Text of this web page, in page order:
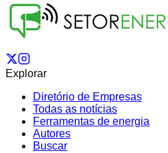
Explorar
Diretório de Empresas
Todas as notícias
Ferramentas de energia
Autores
Buscar